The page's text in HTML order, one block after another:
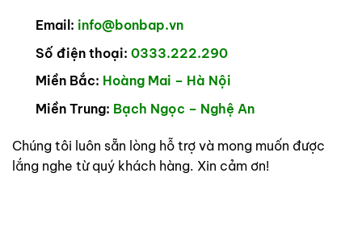
Email: info@bonbap.vn
Số điện thoại: 0333.222.290
Miền Bắc: Hoàng Mai – Hà Nội
Miền Trung: Bạch Ngọc – Nghệ An
Chúng tôi luôn sẵn lòng hỗ trợ và mong muốn được
lắng nghe từ quý khách hàng. Xin cảm ơn!